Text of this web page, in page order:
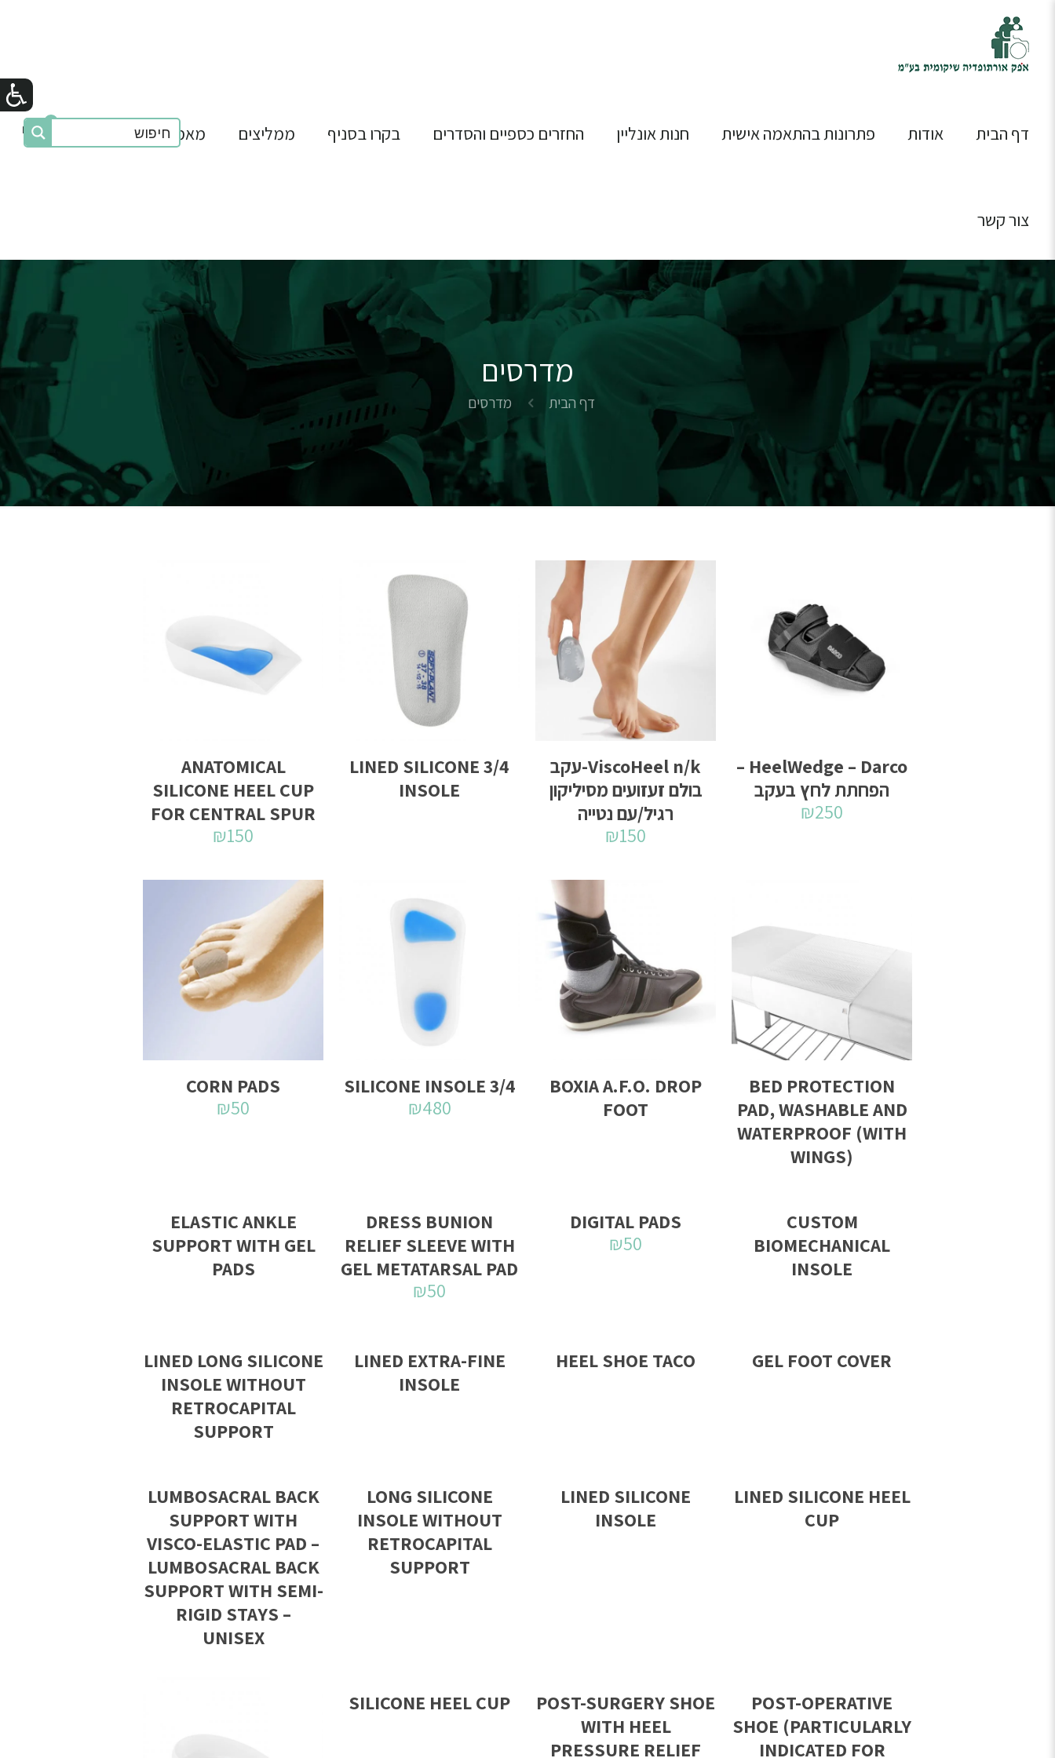
דף הבית אודות פתרונות בהתאמה אישית חנות אונליין החזרים כספיים והסדרים בקרו בסניף ממליצים מאמרים
צור קשר
0
₪0
מדרסים
דף הבית מדרסים
HeelWedge – Darco –
הפחתת לחץ בעקב
₪250
ViscoHeel n/k-עקב
בולם זעזועים מסיליקון
רגיל/עם נטייה
₪150
3/4 LINED SILICONE
INSOLE
ANATOMICAL
SILICONE HEEL CUP
FOR CENTRAL SPUR
₪150
BED PROTECTION
PAD, WASHABLE AND
WATERPROOF (WITH
WINGS)
BOXIA A.F.O. DROP
FOOT
3/4 SILICONE INSOLE
₪480
CORN PADS
₪50
CUSTOM
BIOMECHANICAL
INSOLE
DIGITAL PADS
₪50
DRESS BUNION
RELIEF SLEEVE WITH
GEL METATARSAL PAD
₪50
ELASTIC ANKLE
SUPPORT WITH GEL
PADS
GEL FOOT COVER
HEEL SHOE TACO
LINED EXTRA-FINE
INSOLE
LINED LONG SILICONE
INSOLE WITHOUT
RETROCAPITAL
SUPPORT
LINED SILICONE HEEL
CUP
LINED SILICONE
INSOLE
LONG SILICONE
INSOLE WITHOUT
RETROCAPITAL
SUPPORT
LUMBOSACRAL BACK
SUPPORT WITH
VISCO-ELASTIC PAD –
LUMBOSACRAL BACK
SUPPORT WITH SEMI-
RIGID STAYS –
UNISEX
POST-OPERATIVE
SHOE (PARTICULARLY
INDICATED FOR
POST-SURGERY SHOE
WITH HEEL
PRESSURE RELIEF
SILICONE HEEL CUP